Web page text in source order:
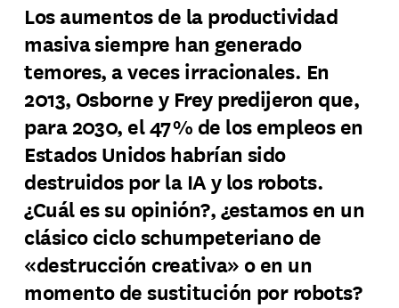
Los aumentos de la productividad
masiva siempre han generado
temores, a veces irracionales. En
2013, Osborne y Frey predijeron que,
para 2030, el 47% de los empleos en
Estados Unidos habrían sido
destruidos por la IA y los robots.
¿Cuál es su opinión?, ¿estamos en un
clásico ciclo schumpeteriano de
«destrucción creativa» o en un
momento de sustitución por robots?